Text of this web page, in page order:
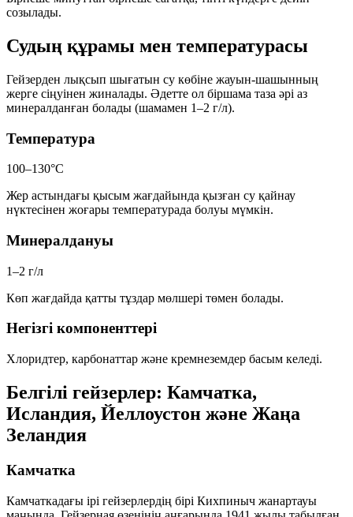
созылады.
Судың құрамы мен температурасы
Гейзерден лықсып шығатын су көбіне жауын-шашынның
жерге сіңуінен жиналады. Әдетте ол біршама таза әрі аз
минералданған болады (шамамен 1–2 г/л).
Температура
100–130°C
Жер астындағы қысым жағдайында қызған су қайнау
нүктесінен жоғары температурада болуы мүмкін.
Минералдануы
1–2 г/л
Көп жағдайда қатты тұздар мөлшері төмен болады.
Негізгі компоненттері
Хлоридтер, карбонаттар және кремнеземдер басым келеді.
Белгілі гейзерлер: Камчатка,
Исландия, Йеллоустон және Жаңа
Зеландия
Камчатка
Камчаткадағы ірі гейзерлердің бірі Кихпиныч жанартауы